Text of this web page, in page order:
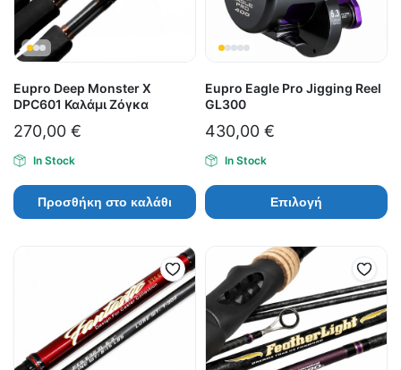
Eupro Deep Monster X
DPC601 Καλάμι Ζόγκα
270,00 €
In Stock
Προσθήκη στο καλάθι
Eupro Eagle Pro Jigging Reel
GL300
430,00 €
In Stock
Επιλογή